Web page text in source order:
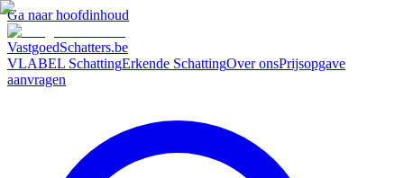
Ga naar hoofdinhoud
VastgoedSchatters.be
VLABEL SchattingErkende SchattingOver onsPrijsopgave
aanvragen